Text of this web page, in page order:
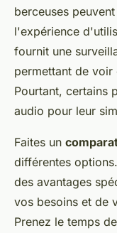
berceuses
l'expérience
fournit une
permettant de
Pourtant, certains
audio pour leur
Faites un
différentes
des avantages
vos besoins et de
Prenez le temps